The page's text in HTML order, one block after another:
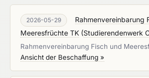
2026-05-29
Rahmenvereinbarung
Meeresfrüchte TK (Studierendenwerk
Rahmenvereinbarung Fisch und
Ansicht der Beschaffung »